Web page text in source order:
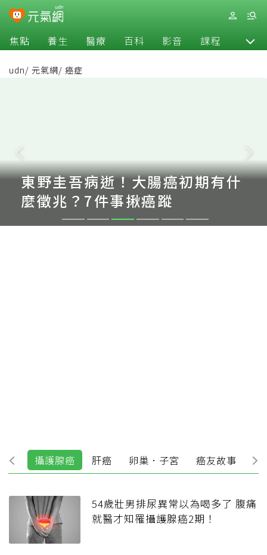
焦點 養生 醫療 百科 影音 課程 退休
udn/ 元氣網/ 癌症
東野圭吾病逝！大腸癌初期有什
麼徵兆？7件事揪癌蹤
癌 攝護腺癌 肝癌 卵巢．子宮 癌友故事 乳
54歲壯男排尿異常以為喝多了 腹痛
就醫才知罹攝護腺癌2期！